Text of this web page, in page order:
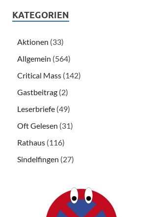
KATEGORIEN
Aktionen (33)
Allgemein (564)
Critical Mass (142)
Gastbeitrag (2)
Leserbriefe (49)
Oft Gelesen (31)
Rathaus (116)
Sindelfingen (27)